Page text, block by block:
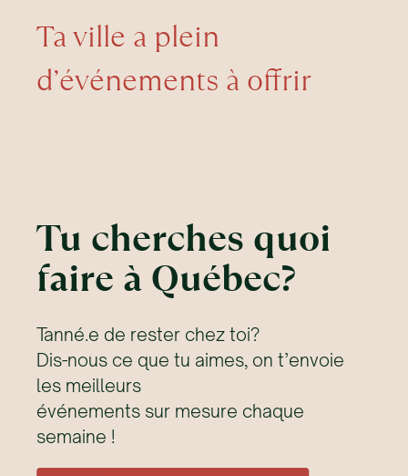
Ta ville a plein
d’événements à offrir
Tu cherches quoi
faire à Québec?
Tanné.e de rester chez toi?
Dis-nous ce que tu aimes, on t’envoie
les meilleurs
événements sur mesure chaque
semaine !